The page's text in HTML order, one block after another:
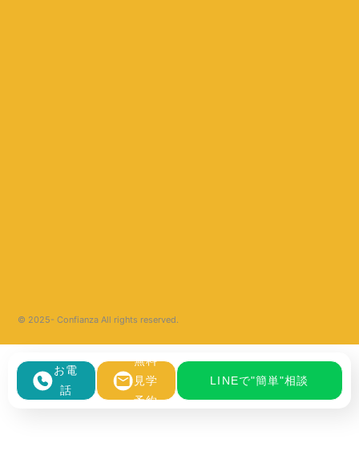
© 2025- Confianza All rights reserved.
お電
話
無料
見学
予約
LINEで"簡単"相談